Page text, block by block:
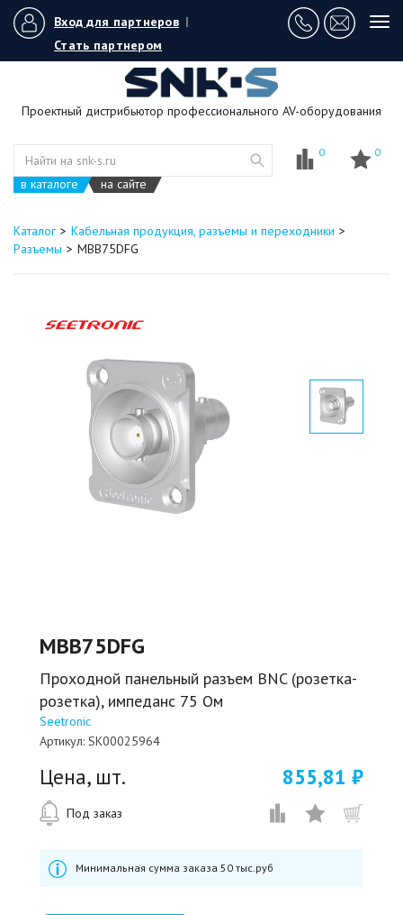
Вход для партнеров |
Стать партнером
Проектный дистрибьютор профессионального AV-оборудования
в каталоге на сайте
0 0
Каталог
Кабельная продукция, разъемы и переходники
Разъемы
MBB75DFG
MBB75DFG
Проходной панельный разъем BNC (розетка-
розетка), импеданс 75 Ом
Seetronic
Артикул: SK00025964
Цена, шт. 855,81 ₽
Под заказ
Минимальная сумма заказа 50 тыс.руб